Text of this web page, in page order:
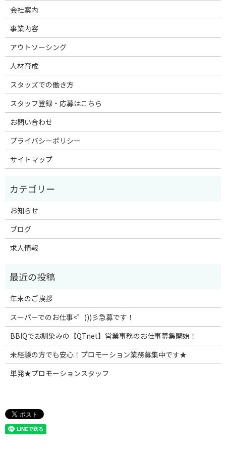
会社案内
事業内容
アウトソーシング
人材育成
スタッズでの働き方
スタッフ登録・応募はこちら
お問い合わせ
プライバシーポリシー
サイトマップ
お知らせ
ブログ
求人情報
年末のご挨拶
スーパーでのお仕事<゜)))彡急募です！
BBIQでお馴染みの【QTnet】営業事務のお仕事募集開始！
未経験の方でも安心！プロモーション業務募集中です★
単発★プロモーションスタッフ